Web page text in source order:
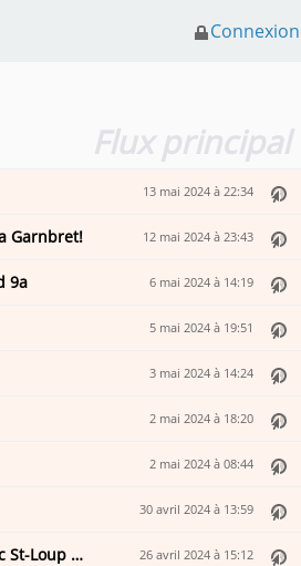
Connexion
Flux principal
13 mai 2024 à 22:34
Garnbret! 12 mai 2024 à 23:43
9a 6 mai 2024 à 14:19
5 mai 2024 à 19:51
3 mai 2024 à 14:24
2 mai 2024 à 18:20
2 mai 2024 à 08:44
30 avril 2024 à 13:59
Seb Bouin ajoute une nouvelle voie dure au Pic St-Loup – New extreme addition in Pic St-Loup by Seb Bouin 26 avril 2024 à 15:12